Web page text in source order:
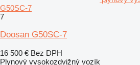
G50SC-7
7
Doosan G50SC-7
16 500 € Bez DPH
Plynový vysokozdvižný vozík